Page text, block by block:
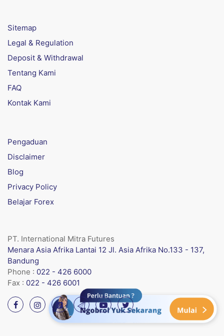
Sitemap
Legal & Regulation
Deposit & Withdrawal
Tentang Kami
FAQ
Kontak Kami
Pengaduan
Disclaimer
Blog
Privacy Policy
Belajar Forex
PT. International Mitra Futures
Menara Asia Afrika Lantai 12 Jl. Asia Afrika No.133 - 137,
Bandung
Phone : 022 - 426 6000
Fax : 022 - 426 6001